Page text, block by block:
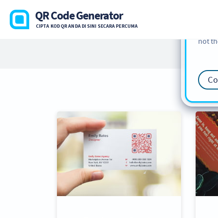
QR Code Generator
CIPTA KOD QR ANDA DI SINI SECARA PERCUMA
not